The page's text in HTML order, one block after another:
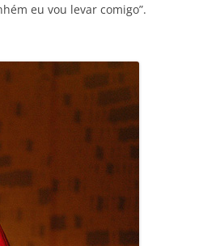
eu vou levar comigo”.